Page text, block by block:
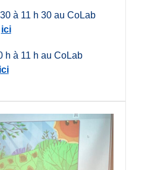
à 11 h 30 au CoLab
ici
h à 11 h au CoLab
ici